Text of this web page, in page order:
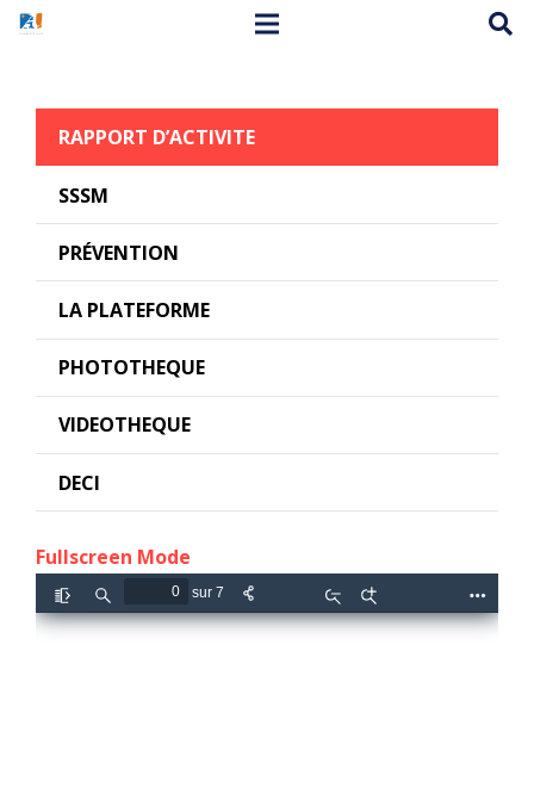
RAPPORT D’ACTIVITE
SSSM
PRÉVENTION
LA PLATEFORME
PHOTOTHEQUE
VIDEOTHEQUE
DECI
Fullscreen Mode